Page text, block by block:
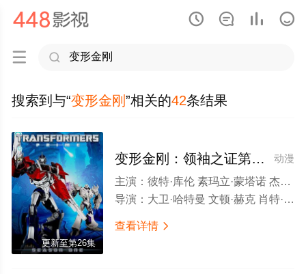
   
 
搜索到与“变形金刚 ”相关的42条结果
更新至第26集
动漫
变形金刚：领袖之证第一季
主演： 彼特·库伦 素玛立·蒙塔诺 杰弗瑞·考姆斯 弗兰克·维尔克 凯文·迈克尔·理查德森 塔妮亚·古纳迪 乔什·基顿 史蒂夫·布卢姆 安迪·佩索亚 埃涅·赫德森 达兰·诺里斯 诺兰·诺斯 詹姆斯·霍兰 玛基·珀斯特 吉娜·托瑞斯 大卫·索博洛夫 亚当·鲍德温 迈克尔·艾恩塞德 克兰西·布朗 托尼·托德 彼得·门萨 亚利桑德拉·克罗斯内芙 约翰·诺贝尔 大卫·卡耶 武井乔治 比利·布朗 威尔·弗里德尔 罗伯特·福斯特 雷吉·班尼斯特 约翰·迪·马吉欧 道恩·强森 Brad Raider 柚木凉香
导演： 大卫·哈特曼 文顿·赫克 肖特·尼戈戈辛 托德·沃特曼
查看详情 